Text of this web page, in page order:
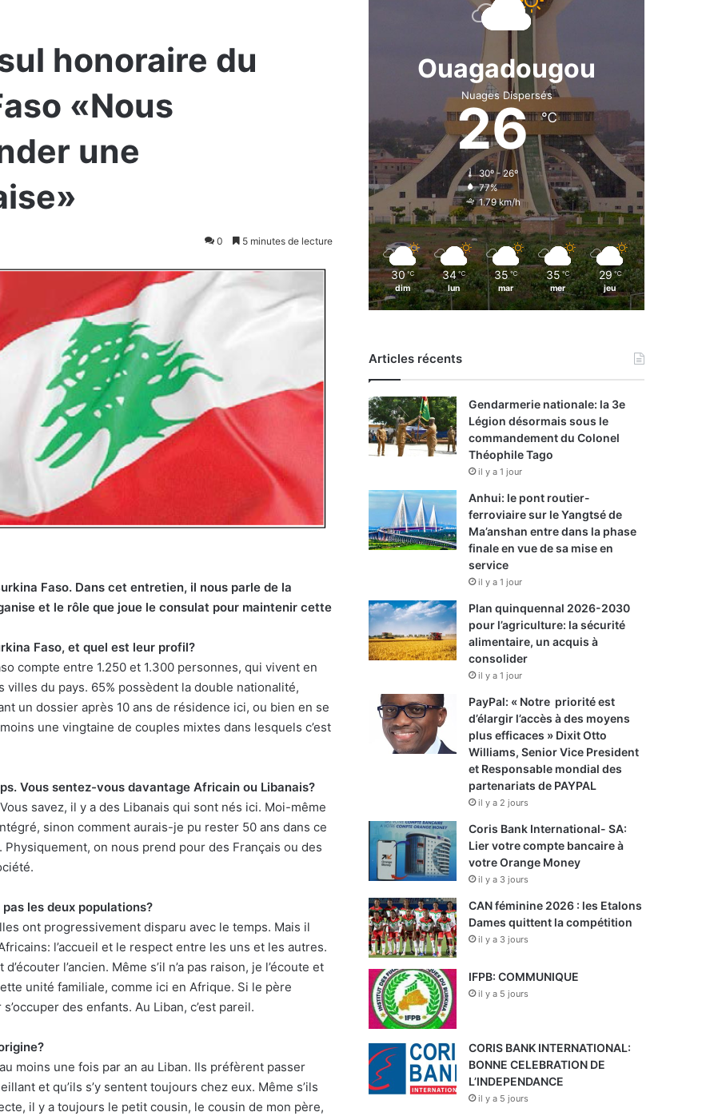
honoraire du
«Nous
une
0 5 minutes de lecture
Faso. Dans cet entretien, il nous parle de la
et le rôle que joue le consulat pour maintenir cette
Faso, et quel est leur profil?
compte entre 1.250 et 1.300 personnes, qui vivent en
du pays. 65% possèdent la double nationalité,
un dossier après 10 ans de résidence ici, ou bien en se
une vingtaine de couples mixtes dans lesquels c’est
Vous sentez-vous davantage Africain ou Libanais?
savez, il y a des Libanais qui sont nés ici. Moi-même
sinon comment aurais-je pu rester 50 ans dans ce
Physiquement, on nous prend pour des Français ou des
les deux populations?
ont progressivement disparu avec le temps. Mais il
l’accueil et le respect entre les uns et les autres.
l’ancien. Même s’il n’a pas raison, je l’écoute et
unité familiale, comme ici en Afrique. Si le père
des enfants. Au Liban, c’est pareil.
moins une fois par an au Liban. Ils préfèrent passer
et qu’ils s’y sentent toujours chez eux. Même s’ils
il y a toujours le petit cousin, le cousin de mon père,
Ouagadougou
Nuages Dispersés
26℃
30º - 26º
77%
1.79 km/h
30 ℃
dim
34 ℃
lun
35 ℃
mar
35 ℃
mer
29 ℃
jeu
Articles récents
Gendarmerie nationale: la 3e
Légion désormais sous le
commandement du Colonel
Théophile Tago
il y a 1 jour
Anhui: le pont routier-
ferroviaire sur le Yangtsé de
Ma’anshan entre dans la phase
finale en vue de sa mise en
service
il y a 1 jour
Plan quinquennal 2026-2030
pour l’agriculture: la sécurité
alimentaire, un acquis à
consolider
il y a 1 jour
PayPal: « Notre priorité est
d’élargir l’accès à des moyens
plus efficaces » Dixit Otto
Williams, Senior Vice President
et Responsable mondial des
partenariats de PAYPAL
il y a 2 jours
Coris Bank International- SA:
Lier votre compte bancaire à
votre Orange Money
il y a 3 jours
CAN féminine 2026 : les Etalons
Dames quittent la compétition
il y a 3 jours
IFPB: COMMUNIQUE
il y a 5 jours
CORIS BANK INTERNATIONAL:
BONNE CELEBRATION DE
L’INDEPENDANCE
il y a 5 jours